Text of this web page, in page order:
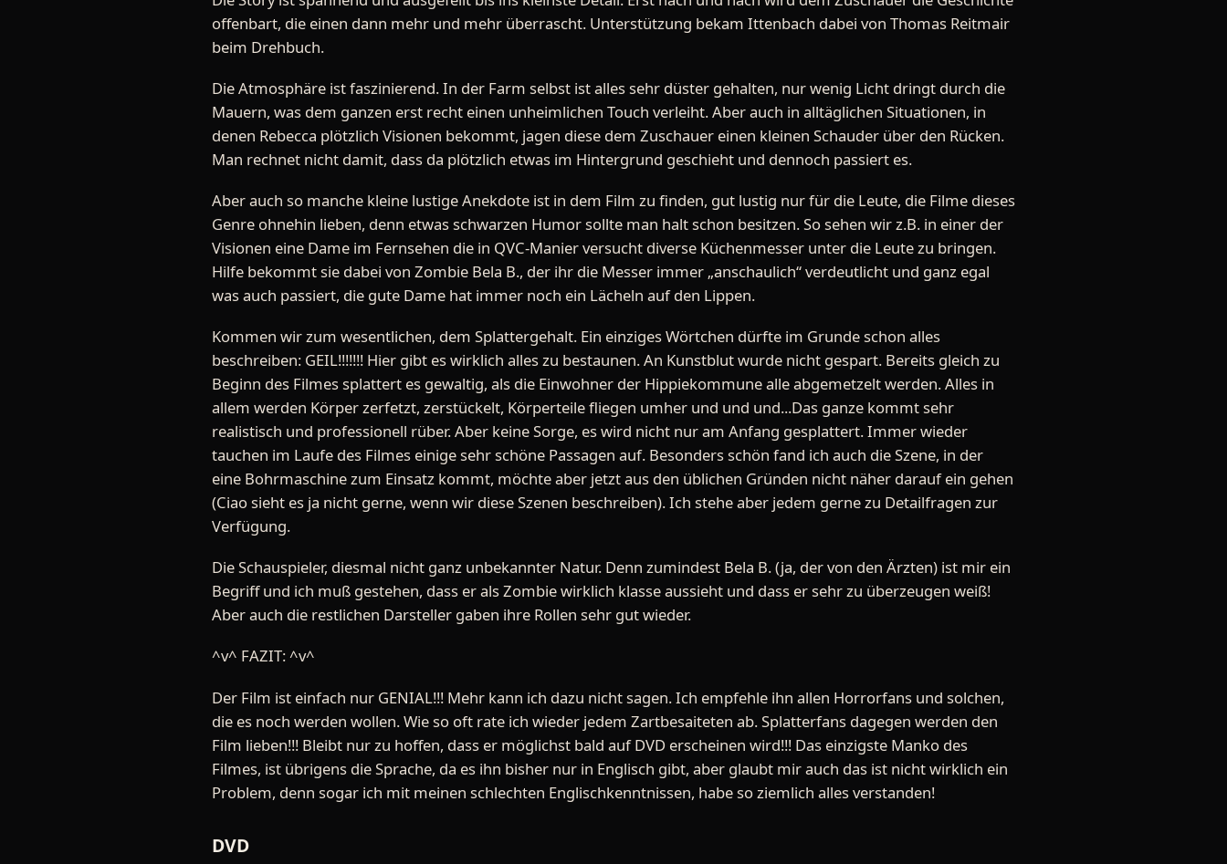
offenbart, die einen dann mehr und mehr überrascht. Unterstützung bekam Ittenbach dabei von Thomas Reitmair
beim Drehbuch.
Die Atmosphäre ist faszinierend. In der Farm selbst ist alles sehr düster gehalten, nur wenig Licht dringt durch die
Mauern, was dem ganzen erst recht einen unheimlichen Touch verleiht. Aber auch in alltäglichen Situationen, in
denen Rebecca plötzlich Visionen bekommt, jagen diese dem Zuschauer einen kleinen Schauder über den Rücken.
Man rechnet nicht damit, dass da plötzlich etwas im Hintergrund geschieht und dennoch passiert es.
Aber auch so manche kleine lustige Anekdote ist in dem Film zu finden, gut lustig nur für die Leute, die Filme dieses
Genre ohnehin lieben, denn etwas schwarzen Humor sollte man halt schon besitzen. So sehen wir z.B. in einer der
Visionen eine Dame im Fernsehen die in QVC-Manier versucht diverse Küchenmesser unter die Leute zu bringen.
Hilfe bekommt sie dabei von Zombie Bela B., der ihr die Messer immer „anschaulich“ verdeutlicht und ganz egal
was auch passiert, die gute Dame hat immer noch ein Lächeln auf den Lippen.
Kommen wir zum wesentlichen, dem Splattergehalt. Ein einziges Wörtchen dürfte im Grunde schon alles
beschreiben: GEIL!!!!!!! Hier gibt es wirklich alles zu bestaunen. An Kunstblut wurde nicht gespart. Bereits gleich zu
Beginn des Filmes splattert es gewaltig, als die Einwohner der Hippiekommune alle abgemetzelt werden. Alles in
allem werden Körper zerfetzt, zerstückelt, Körperteile fliegen umher und und und...Das ganze kommt sehr
realistisch und professionell rüber. Aber keine Sorge, es wird nicht nur am Anfang gesplattert. Immer wieder
tauchen im Laufe des Filmes einige sehr schöne Passagen auf. Besonders schön fand ich auch die Szene, in der
eine Bohrmaschine zum Einsatz kommt, möchte aber jetzt aus den üblichen Gründen nicht näher darauf ein gehen
(Ciao sieht es ja nicht gerne, wenn wir diese Szenen beschreiben). Ich stehe aber jedem gerne zu Detailfragen zur
Verfügung.
Die Schauspieler, diesmal nicht ganz unbekannter Natur. Denn zumindest Bela B. (ja, der von den Ärzten) ist mir ein
Begriff und ich muß gestehen, dass er als Zombie wirklich klasse aussieht und dass er sehr zu überzeugen weiß!
Aber auch die restlichen Darsteller gaben ihre Rollen sehr gut wieder.
^v^ FAZIT: ^v^
Der Film ist einfach nur GENIAL!!! Mehr kann ich dazu nicht sagen. Ich empfehle ihn allen Horrorfans und solchen,
die es noch werden wollen. Wie so oft rate ich wieder jedem Zartbesaiteten ab. Splatterfans dagegen werden den
Film lieben!!! Bleibt nur zu hoffen, dass er möglichst bald auf DVD erscheinen wird!!! Das einzigste Manko des
Filmes, ist übrigens die Sprache, da es ihn bisher nur in Englisch gibt, aber glaubt mir auch das ist nicht wirklich ein
Problem, denn sogar ich mit meinen schlechten Englischkenntnissen, habe so ziemlich alles verstanden!
DVD